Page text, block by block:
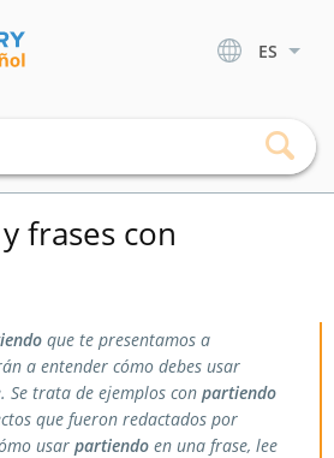
ES
frases con
que te presentamos a
a entender cómo debes usar
Se trata de ejemplos con partiendo
que fueron redactados por
usar partiendo en una frase, lee